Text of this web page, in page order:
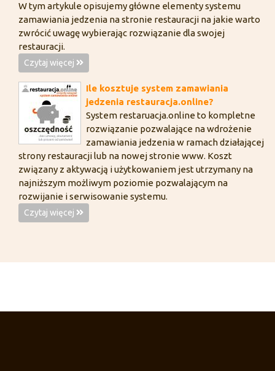
W tym artykule opisujemy główne elementy systemu
zamawiania jedzenia na stronie restauracji na jakie warto
zwrócić uwagę wybierając rozwiązanie dla swojej
restauracji.
Czytaj więcej
Ile kosztuje system zamawiania
jedzenia restauracja.online?
System restaruacja.online to kompletne
rozwiązanie pozwalające na wdrożenie
zamawiania jedzenia w ramach działającej
strony restauracji lub na nowej stronie www. Koszt
związany z aktywacją i użytkowaniem jest utrzymany na
najniższym możliwym poziomie pozwalającym na
rozwijanie i serwisowanie systemu.
Czytaj więcej